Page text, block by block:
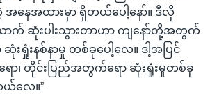
နေအထားမှာ ရှိတယ်ပေါ့နော်။ ဒီလို
ာက် ဆုံးပါးသွားတာဟာ ကျနော်တို့အတွက်
းရှုံးနစ်နာမှု တစ်ခုပေါ့လေ။ ဒါ့အပြင်
၊ တိုင်းပြည်အတွက်ရော ဆုံးရှုံးမှုတစ်ခု
လေ။”